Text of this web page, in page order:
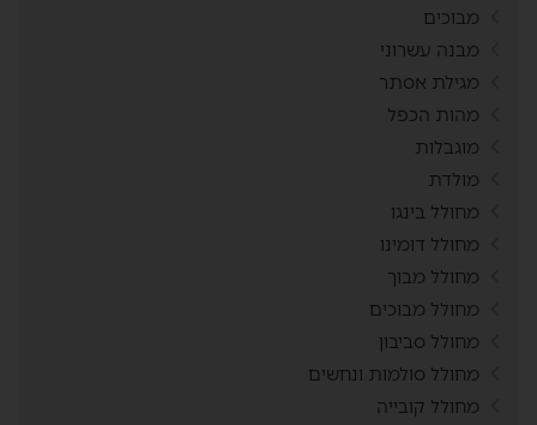
מבוכים
מבנה עשרוני
מגילת אסתר
מהות הכפל
מוגבלות
מולדת
מחולל בינגו
מחולל דומינו
מחולל מבוך
מחולל מבוכים
מחולל סביבון
מחולל סולמות ונחשים
מחולל קובייה